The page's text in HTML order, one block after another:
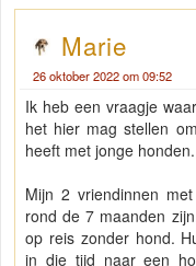
Marie
26 oktober 2022 om 09:52
Ik heb een vraagje
het hier mag stellen
heeft met jonge honden.
Mijn 2 vriendinnen
rond de 7 maanden
op reis zonder hond.
in die tijd naar een